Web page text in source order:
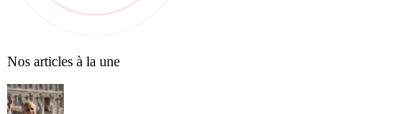
Nos articles à la une